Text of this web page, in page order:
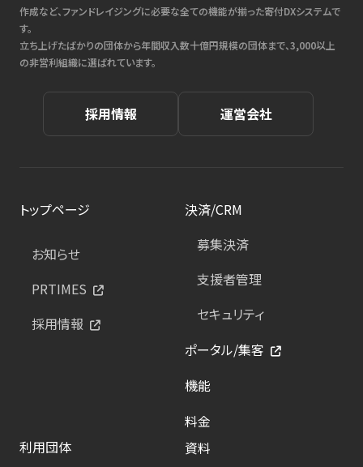
作成など、ファンドレイジングに必要な全ての機能が揃った寄付DXシステムで
す。
立ち上げたばかりの団体から年間収入数十億円規模の団体まで、3,000以上
の非営利組織に選ばれています。
採用情報 運営会社
トップページ
お知らせ
PRTIMES
採用情報
決済/CRM
募集決済
支援者管理
セキュリティ
ポータル/集客
機能
料金
利用団体
資料